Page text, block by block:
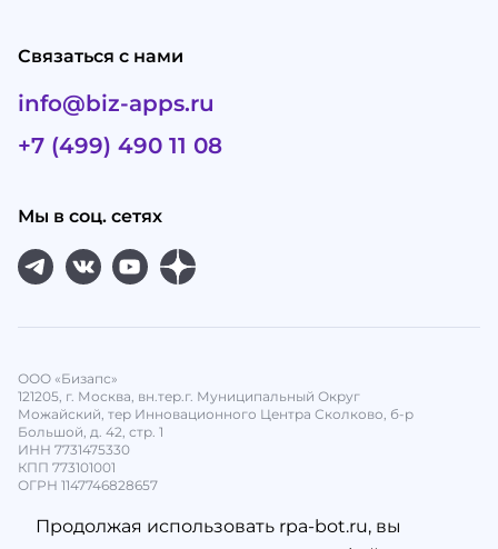
ООО «Бизапс»
121205, г. Москва, вн.тер.г. Муниципальный Округ
Можайский, тер Инновационного Центра Сколково, б-р
Большой, д. 42, стр. 1
ИНН 7731475330
КПП 773101001
ОГРН 1147746828657
Связаться с нами
info@biz-apps.ru
+7 (499) 490 11 08
Мы в соц. сетях
Продолжая использовать rpa-bot.ru, вы